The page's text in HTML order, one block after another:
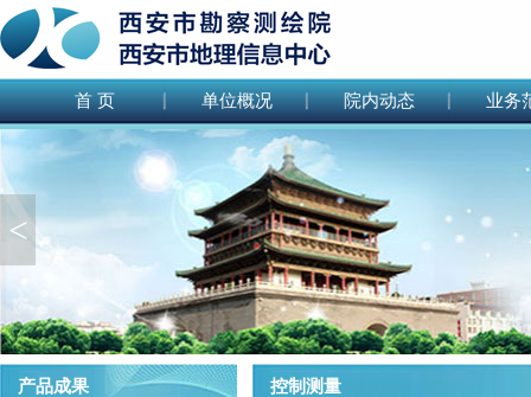
首 页 单位概况 院内动态 业务
<
产品成果 控制测量